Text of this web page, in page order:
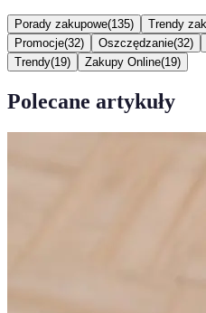
Porady zakupowe(135) Trendy
Promocje(32) Oszczędzanie(32)
Trendy(19) Zakupy Online(19)
Polecane artykuły